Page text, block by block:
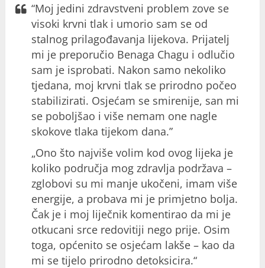
“Moj jedini zdravstveni problem zove se
visoki krvni tlak i umorio sam se od
stalnog prilagođavanja lijekova. Prijatelj
mi je preporučio Benaga Chagu i odlučio
sam je isprobati. Nakon samo nekoliko
tjedana, moj krvni tlak se prirodno počeo
stabilizirati. Osjećam se smirenije, san mi
se poboljšao i više nemam one nagle
skokove tlaka tijekom dana.”
„Ono što najviše volim kod ovog lijeka je
koliko područja mog zdravlja podržava –
zglobovi su mi manje ukočeni, imam više
energije, a probava mi je primjetno bolja.
Čak je i moj liječnik komentirao da mi je
otkucani srce redovitiji nego prije. Osim
toga, općenito se osjećam lakše – kao da
mi se tijelo prirodno detoksicira.“